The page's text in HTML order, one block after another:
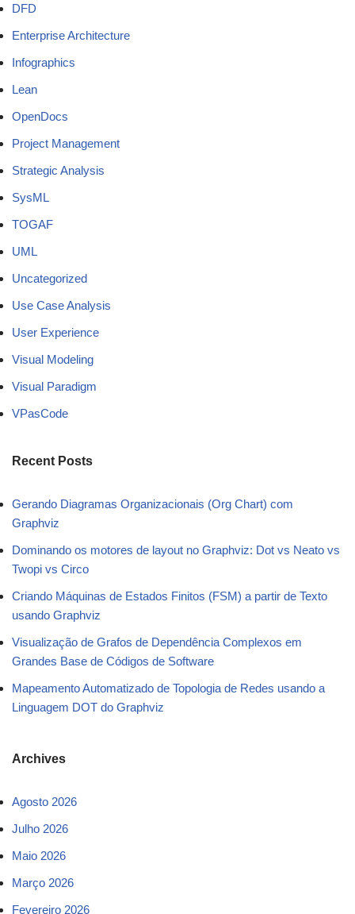
DFD
Enterprise Architecture
Infographics
Lean
OpenDocs
Project Management
Strategic Analysis
SysML
TOGAF
UML
Uncategorized
Use Case Analysis
User Experience
Visual Modeling
Visual Paradigm
VPasCode
Recent Posts
Gerando Diagramas Organizacionais (Org Chart) com
Graphviz
Dominando os motores de layout no Graphviz: Dot vs Neato vs
Twopi vs Circo
Criando Máquinas de Estados Finitos (FSM) a partir de Texto
usando Graphviz
Visualização de Grafos de Dependência Complexos em
Grandes Base de Códigos de Software
Mapeamento Automatizado de Topologia de Redes usando a
Linguagem DOT do Graphviz
Archives
Agosto 2026
Julho 2026
Maio 2026
Março 2026
Fevereiro 2026